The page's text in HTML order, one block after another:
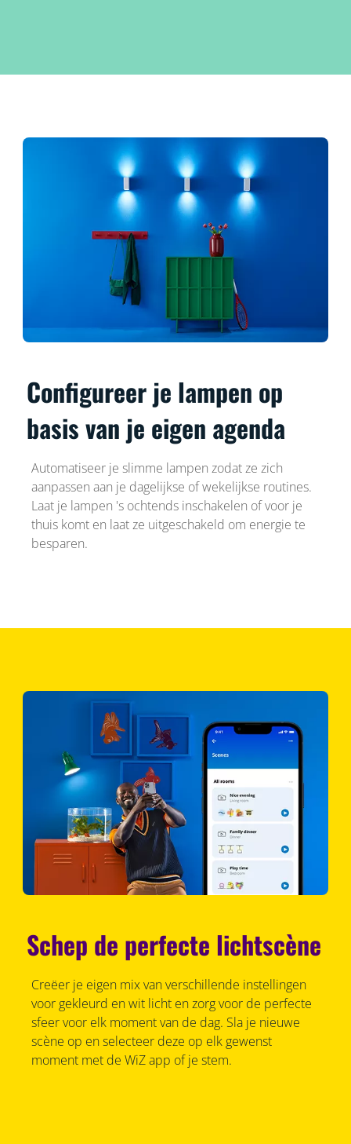
Configureer je lampen op
basis van je eigen agenda
Automatiseer je slimme lampen zodat ze zich
aanpassen aan je dagelijkse of wekelijkse routines.
Laat je lampen 's ochtends inschakelen of voor je
thuis komt en laat ze uitgeschakeld om energie te
besparen.
Schep de perfecte lichtscène
Creëer je eigen mix van verschillende instellingen
voor gekleurd en wit licht en zorg voor de perfecte
sfeer voor elk moment van de dag. Sla je nieuwe
scène op en selecteer deze op elk gewenst
moment met de WiZ app of je stem.